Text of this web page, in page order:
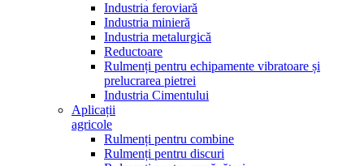
Industria feroviară
Industria minieră
Industria metalurgică
Reductoare
Rulmenți pentru echipamente vibratoare și
prelucrarea pietrei
Industria Cimentului
Aplicații
agricole
Rulmenți pentru combine
Rulmenți pentru discuri